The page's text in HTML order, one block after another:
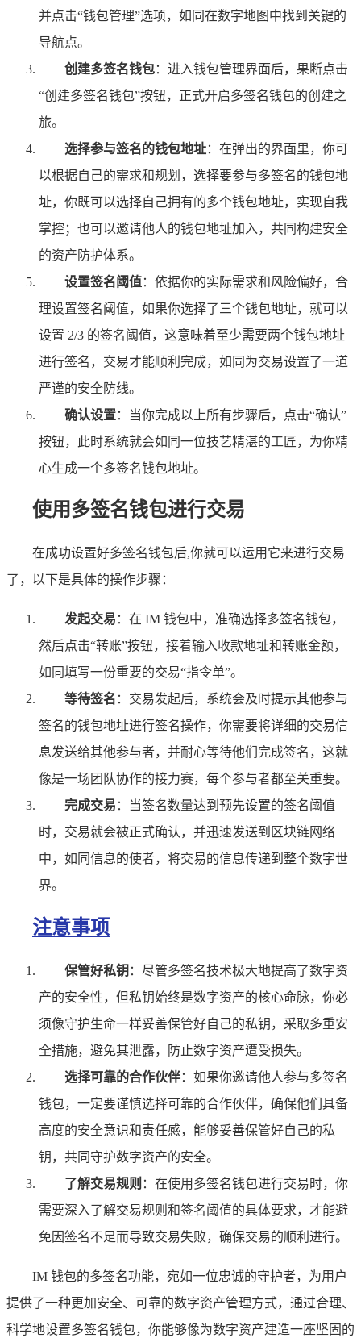
并点击“钱包管理”选项，如同在数字地图中找到关键的
导航点。
创建多签名钱包：进入钱包管理界面后，果断点击
“创建多签名钱包”按钮，正式开启多签名钱包的创建之
旅。
选择参与签名的钱包地址：在弹出的界面里，你可
以根据自己的需求和规划，选择要参与多签名的钱包地
址，你既可以选择自己拥有的多个钱包地址，实现自我
掌控；也可以邀请他人的钱包地址加入，共同构建安全
的资产防护体系。
设置签名阈值：依据你的实际需求和风险偏好，合
理设置签名阈值，如果你选择了三个钱包地址，就可以
设置 2/3 的签名阈值，这意味着至少需要两个钱包地址
进行签名，交易才能顺利完成，如同为交易设置了一道
严谨的安全防线。
确认设置：当你完成以上所有步骤后，点击“确认”
按钮，此时系统就会如同一位技艺精湛的工匠，为你精
心生成一个多签名钱包地址。
使用多签名钱包进行交易
在成功设置好多签名钱包后,你就可以运用它来进行交易
了，以下是具体的操作步骤：
发起交易 ：在 IM 钱包中，准确选择多签名钱包，
然后点击“转账”按钮，接着输入收款地址和转账金额，
如同填写一份重要的交易“指令单”。
等待签名 ：交易发起后，系统会及时提示其他参与
签名的钱包地址进行签名操作，你需要将详细的交易信
息发送给其他参与者，并耐心等待他们完成签名，这就
像是一场团队协作的接力赛，每个参与者都至关重要。
完成交易 ：当签名数量达到预先设置的签名阈值
时，交易就会被正式确认，并迅速发送到区块链网络
中，如同信息的使者，将交易的信息传递到整个数字世
界。
注意事项
保管好私钥 ：尽管多签名技术极大地提高了数字资
产的安全性，但私钥始终是数字资产的核心命脉，你必
须像守护生命一样妥善保管好自己的私钥，采取多重安
全措施，避免其泄露，防止数字资产遭受损失。
选择可靠的合作伙伴：如果你邀请他人参与多签名
钱包，一定要谨慎选择可靠的合作伙伴，确保他们具备
高度的安全意识和责任感，能够妥善保管好自己的私
钥，共同守护数字资产的安全。
了解交易规则 ：在使用多签名钱包进行交易时，你
需要深入了解交易规则和签名阈值的具体要求，才能避
免因签名不足而导致交易失败，确保交易的顺利进行。
IM 钱包的多签名功能，宛如一位忠诚的守护者，为用户
提供了一种更加安全、可靠的数字资产管理方式，通过合理、
科学地设置多签名钱包，你能够像为数字资产建造一座坚固的